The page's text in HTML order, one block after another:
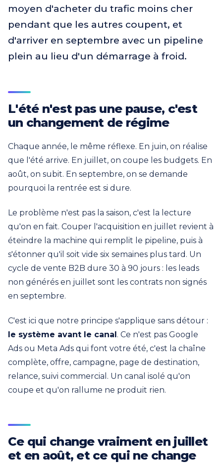
moyen d'acheter du trafic moins cher
pendant que les autres coupent, et
d'arriver en septembre avec un pipeline
plein au lieu d'un démarrage à froid.
L'été n'est pas une pause, c'est
un changement de régime
Chaque année, le même réflexe. En juin, on réalise
que l'été arrive. En juillet, on coupe les budgets. En
août, on subit. En septembre, on se demande
pourquoi la rentrée est si dure.
Le problème n'est pas la saison, c'est la lecture
qu'on en fait. Couper l'acquisition en juillet revient à
éteindre la machine qui remplit le pipeline, puis à
s'étonner qu'il soit vide six semaines plus tard. Un
cycle de vente B2B dure 30 à 90 jours : les leads
non générés en juillet sont les contrats non signés
en septembre.
C'est ici que notre principe s'applique sans détour :
le système avant le canal. Ce n'est pas Google
Ads ou Meta Ads qui font votre été, c'est la chaîne
complète, offre, campagne, page de destination,
relance, suivi commercial. Un canal isolé qu'on
coupe et qu'on rallume ne produit rien.
Ce qui change vraiment en juillet
et en août, et ce qui ne change